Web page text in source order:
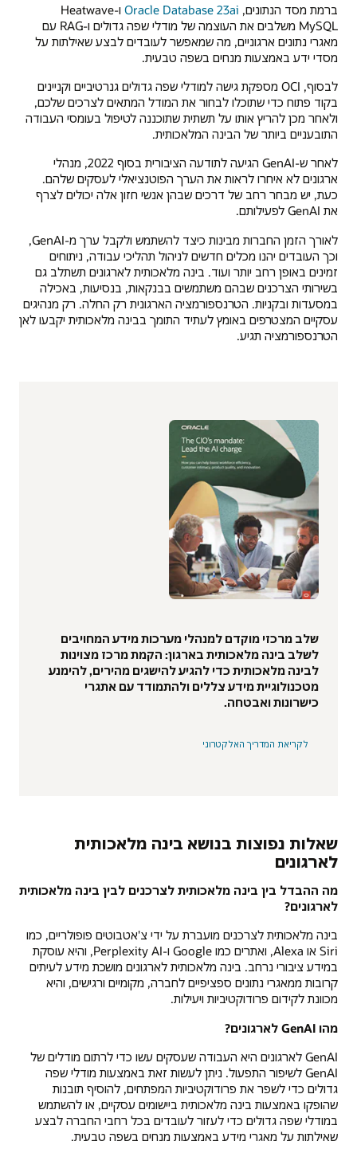
ברמת מסד הנתונים, Oracle Database 23ai
ו-Heatwave
MySQL משלבים את העוצמה של מודלי שפה גדולים ו-RAG עם
מאגרי נתונים ארגוניים, מה שמאפשר לעובדים לבצע שאילתות על
מסדי ידע באמצעות מנחים בשפה טבעית.
לבסוף, OCI מספקת גישה למודלי שפה גדולים גנרטיביים וקניינים
בקוד פתוח כדי שתוכלו לבחור את המודל המתאים לצרכים שלכם,
ולאחר מכן להריץ אותו על תשתית שתוכננה לטיפול בעומסי העבודה
התובעניים ביותר של הבינה המלאכותית.
לאחר ש-GenAI הגיעה לתודעה הציבורית בסוף 2022, מנהלי
ארגונים לא איחרו לראות את הערך הפוטנציאלי לעסקים שלהם.
כעת, יש מבחר רחב של דרכים שבהן אנשי חזון אלה יכולים לצרף
את GenAI לפעילותם.
לאורך הזמן החברות מבינות כיצד להשתמש ולקבל ערך מ-GenAI,
וכך העובדים יהנו מכלים חדשים לניהול תהליכי עבודה, ניתוחים
זמינים באופן רחב יותר ועוד. בינה מלאכותית לארגונים תשתלב גם
בשירותי הצרכנים שבהם משתמשים בבנקאות, בנסיעות, באכילה
במסעדות ובקניות. הטרנספורמציה הארגונית רק החלה. רק מנהיגים
עסקיים המצטרפים באומץ לעתיד התומך בבינה מלאכותית יקבעו לאן
הטרנספורמציה תגיע.
שלב מרכזי מוקדם למנהלי מערכות מידע המחויבים
לשלב בינה מלאכותית בארגון: הקמת מרכז מצוינות
לבינה מלאכותית כדי להגיע להישגים מהירים, להימנע
מטכנולוגיית מידע צללים ולהתמודד עם אתגרי
כישרונות ואבטחה.
לקריאת המדריך האלקטרוני
שאלות נפוצות בנושא בינה מלאכותית
לארגונים
מה ההבדל בין בינה מלאכותית לצרכנים לבין בינה מלאכותית
לארגונים?
בינה מלאכותית לצרכנים מועברת על ידי צ'אטבוטים פופולריים, כמו
Siri או Alexa, ואתרים כמו Google ו-Perplexity AI, והיא עוסקת
במידע ציבורי נרחב. בינה מלאכותית לארגונים מושכת מידע לעיתים
קרובות ממאגרי נתונים ספציפיים לחברה, מקומיים ורגישים, והיא
מכוונת לקידום פרודוקטיביות ויעילות.
מהו GenAI לארגונים?
GenAI לארגונים היא העבודה שעסקים עשו כדי לרתום מודלים של
GenAI לשיפור התפעול. ניתן לעשות זאת באמצעות מודלי שפה
גדולים כדי לשפר את פרודוקטיביות המפתחים, להוסיף תובנות
שהופקו באמצעות בינה מלאכותית ביישומים עסקיים, או להשתמש
במודלי שפה גדולים כדי לעזור לעובדים בכל רחבי החברה לבצע
שאילתות על מאגרי מידע באמצעות מנחים בשפה טבעית.